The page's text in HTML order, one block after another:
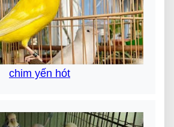
chim yến hót